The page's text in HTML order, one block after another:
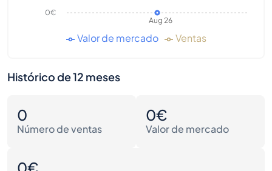
Aug 26
0€
Valor de mercado Ventas
Histórico de 12 meses
0
Número de ventas
0€
Valor de mercado
0€